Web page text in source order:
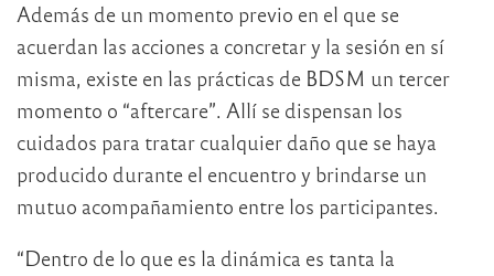
Además de un momento previo en el que se
acuerdan las acciones a concretar y la sesión en sí
misma, existe en las prácticas de BDSM un tercer
momento o “aftercare”. Allí se dispensan los
cuidados para tratar cualquier daño que se haya
producido durante el encuentro y brindarse un
mutuo acompañamiento entre los participantes.
“Dentro de lo que es la dinámica es tanta la